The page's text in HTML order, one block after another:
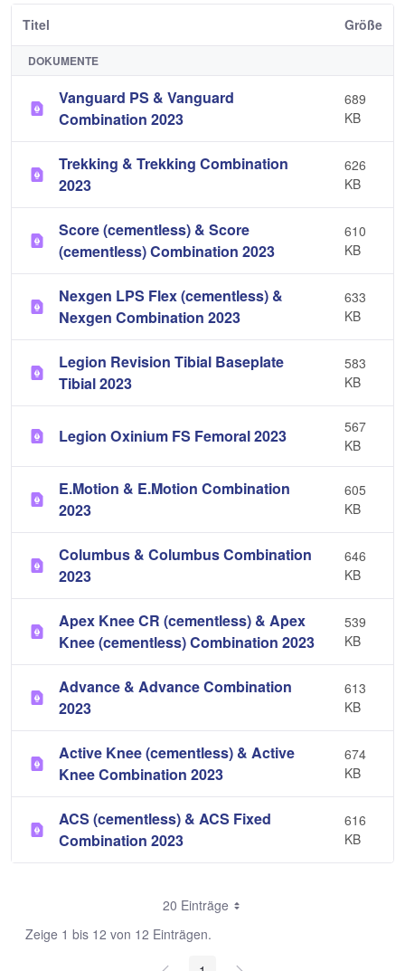
Titel Größe
DOKUMENTE
Vanguard PS & Vanguard
Combination 2023
689
KB
Trekking & Trekking Combination
2023
626
KB
Score (cementless) & Score
(cementless) Combination 2023
610
KB
Nexgen LPS Flex (cementless) &
Nexgen Combination 2023
633
KB
Legion Revision Tibial Baseplate
Tibial 2023
583
KB
Legion Oxinium FS Femoral 2023
567
KB
E.Motion & E.Motion Combination
2023
605
KB
Columbus & Columbus Combination
2023
646
KB
Apex Knee CR (cementless) & Apex
Knee (cementless) Combination 2023
539
KB
Advance & Advance Combination
2023
613
KB
Active Knee (cementless) & Active
Knee Combination 2023
674
KB
ACS (cementless) & ACS Fixed
Combination 2023
616
KB
20 Einträge
Zeige 1 bis 12 von 12 Einträgen.